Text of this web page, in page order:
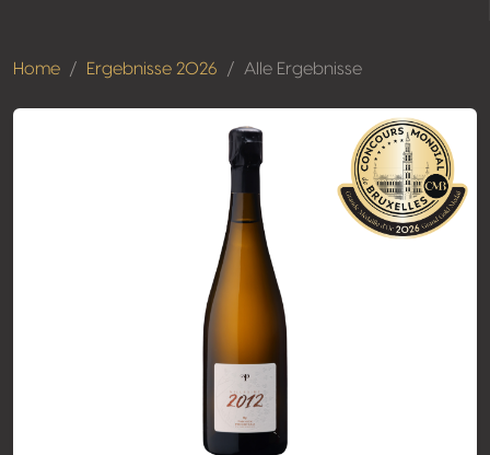
Home Ergebnisse 2026 Alle Ergebnisse